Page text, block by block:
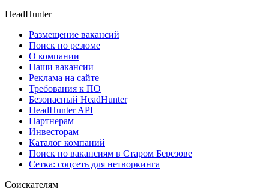
HeadHunter
Размещение вакансий
Поиск по резюме
О компании
Наши вакансии
Реклама на сайте
Требования к ПО
Безопасный HeadHunter
HeadHunter API
Партнерам
Инвесторам
Каталог компаний
Поиск по вакансиям в Старом Березове
Сетка: соцсеть для нетворкинга
Соискателям